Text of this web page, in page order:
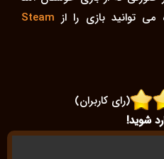
توانید بازی را از Steam
(رای کاربران)
شوید!